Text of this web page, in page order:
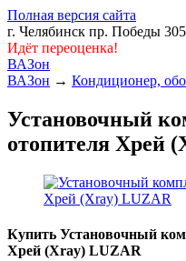
Полная версия сайта
г. Челябинск пр. Победы
Идёт переоценка!
ВАЗон
ВАЗон → Кондиционер,
Установочный
отопителя Хрей
Купить Установочный
Хрей (Xray) LUZAR